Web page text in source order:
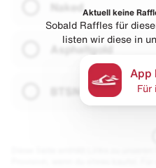
Naked
Asphaltgold
Aktuell keine
Sobald Raffles für
listen wir diese in
App
Für